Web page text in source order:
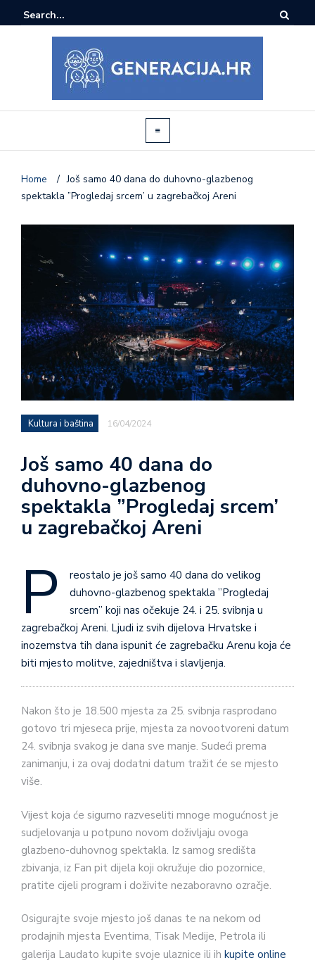
Home / Još samo 40 dana do duhovno-glazbenog
spektakla ”Progledaj srcem’ u zagrebačkoj Areni
Kultura i baština 16/04/2024
Još samo 40 dana do
duhovno-glazbenog
spektakla ”Progledaj srcem’
u zagrebačkoj Areni
P
reostalo je još samo 40 dana do velikog
duhovno-glazbenog spektakla ”Progledaj
srcem” koji nas očekuje 24. i 25. svibnja u
zagrebačkoj Areni. Ljudi iz svih dijelova Hrvatske i
inozemstva tih dana ispunit će zagrebačku Arenu koja će
biti mjesto molitve, zajedništva i slavljenja.
Nakon što je 18.500 mjesta za 25. svibnja rasprodano
gotovo tri mjeseca prije, mjesta za novootvoreni datum
24. svibnja svakog je dana sve manje. Sudeći prema
zanimanju, i za ovaj dodatni datum tražit će se mjesto
više.
Vijest koja će sigurno razveseliti mnoge mogućnost je
sudjelovanja u potpuno novom doživljaju ovoga
glazbeno-duhovnog spektakla. Iz samog središta
zbivanja, iz Fan pit dijela koji okružuje dio pozornice,
pratite cijeli program i doživite nezaboravno ozračje.
Osigurajte svoje mjesto još danas te na nekom od
prodajnih mjesta Eventima, Tisak Medije, Petrola ili
galerija Laudato kupite svoje ulaznice ili ih kupite online